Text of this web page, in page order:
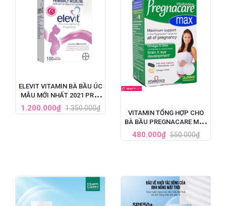
ELEVIT VITAMIN BÀ BẦU ÚC
MẪU MỚI NHẤT 2021 PRE-
CONCEPTION &
PREGNANCY (100V)
1.200.000₫ 1.350.000₫
VITAMIN TỔNG HỢP CHO
BÀ BẦU PREGNACARE MAX
84 VIÊN CỦA ANH
480.000₫ 550.000₫